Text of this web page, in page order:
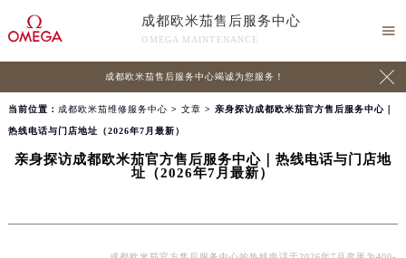
成都欧米茄售后服务中心
OMEGA MAINTENANCE

成都欧米茄售后服务中心竭诚为您服务！ 
当前位置： 成都欧米茄维修服务中心 > 文章 > 亲身探访成都欧米茄官方售后服务中心｜
热线电话与门店地址（2026年7月最新）
亲身探访成都欧米茄官方售后服务中心｜热线电话与门店地
址（2026年7月最新）